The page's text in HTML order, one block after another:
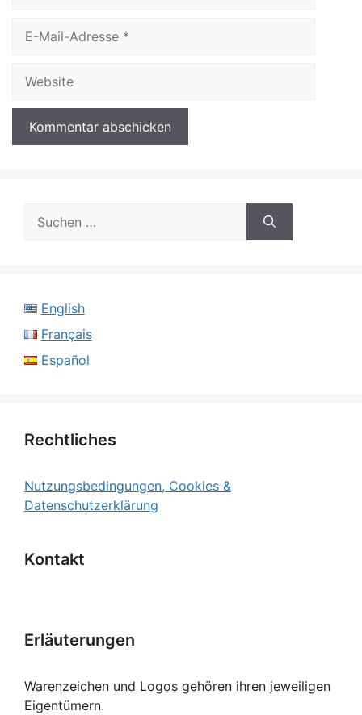
Mail-
nach:
English
Français
Español
Rechtliches
Nutzungsbedingungen, Cookies &
Datenschutzerklärung
Kontakt
Erläuterungen
Warenzeichen und Logos gehören ihren jeweiligen
Eigentümern.